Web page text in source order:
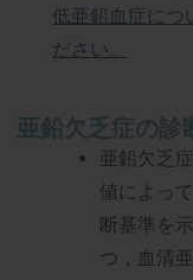
低亜鉛血症につ
ださい。
亜鉛欠乏症の診
亜鉛欠乏
値によっ
断基準を
つ，血清